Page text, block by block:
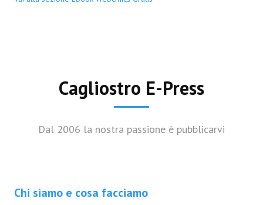
Cagliostro E-Press
Dal 2006 la nostra passione è pubblicarvi
Chi siamo e cosa facciamo